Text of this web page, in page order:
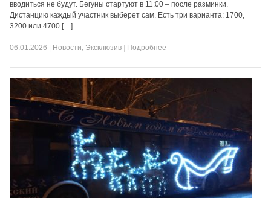
вводиться не будут. Бегуны стартуют в 11:00 – после разминки.
Дистанцию каждый участник выберет сам. Есть три варианта: 1700,
3200 или 4700 […]
06.01.2026 Новости, Эксклюзив Подробнее